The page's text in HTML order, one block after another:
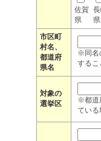
佐賀
県
県
市区町
村名、
都道府
県名
※同名
するこ
対象の
選挙区
※都道
ている